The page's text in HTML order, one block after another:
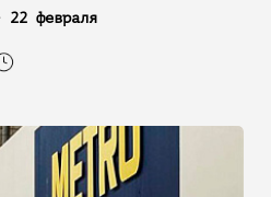
22 февраля